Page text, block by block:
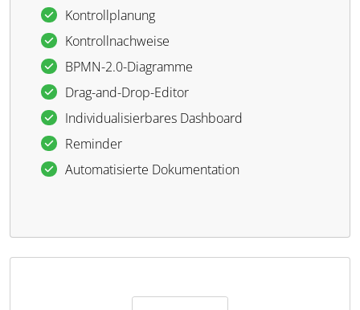
Kontrollplanung
Kontrollnachweise
BPMN-2.0-Diagramme
Drag-and-Drop-Editor
Individualisierbares Dashboard
Reminder
Automatisierte Dokumentation